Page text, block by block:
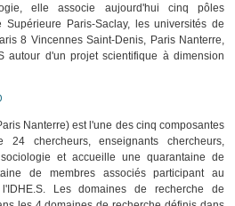
elle associe aujourd'hui cinq pôles
Paris-Saclay, les universités de
8 Vincennes Saint-Denis, Paris Nanterre,
autour d'un projet scientifique à dimension
Nanterre) est l'une des cinq composantes
chercheurs, enseignants chercheurs,
et accueille une quarantaine de
de membres associés participant au
Les domaines de recherche de